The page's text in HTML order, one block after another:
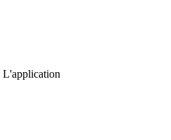
L'application